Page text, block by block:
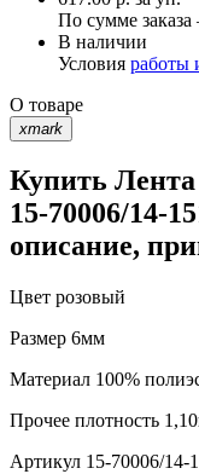
По сумме заказа
В наличии
Условия работы
О товаре
xmark
Купить
15-70006/14-
описание,
Цвет розовый
Размер 6мм
Материал 100%
Прочее плотность
Артикул 15-70006/14-